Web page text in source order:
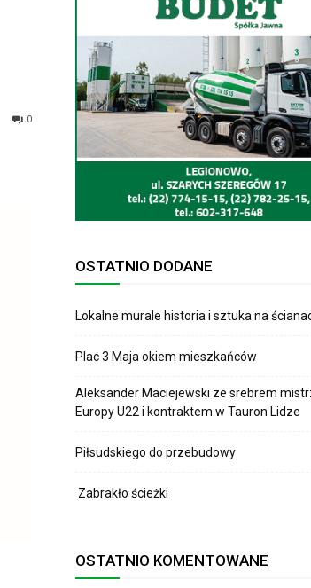
0
OSTATNIO DODANE
Lokalne murale historia i sztuka na
Plac 3 Maja okiem mieszkańców
Aleksander Maciejewski ze srebrem
Europy U22 i kontraktem w Tauron Lidze
Piłsudskiego do przebudowy
Zabrakło ścieżki
OSTATNIO KOMENTOWANE